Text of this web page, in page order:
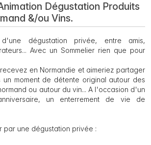
Dégustation Produits
&/ou Vins.
dégustation privée, entre amis,
Avec un Sommelier rien que pour
en Normandie et aimeriez partager
moment de détente original autour des
ou autour du vin... A l'occasion d'un
un enterrement de vie de
par une dégustation privée :